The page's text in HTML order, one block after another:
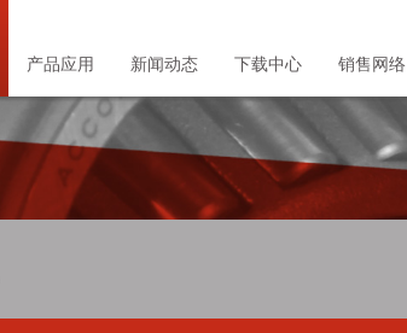
产品应用 新闻动态 下载中心 销售网络